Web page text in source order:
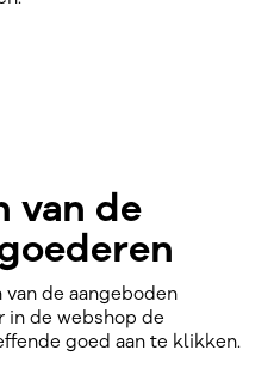
van de
de aangeboden
in de webshop de
goed aan te klikken.